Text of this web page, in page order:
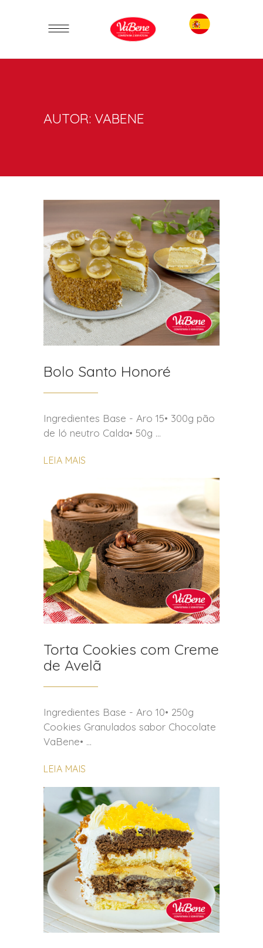
AUTOR: VABENE
Bolo Santo Honoré
Ingredientes Base - Aro 15• 300g pão
de ló neutro Calda• 50g
LEIA MAIS
Torta Cookies com Creme
de Avelã
Ingredientes Base - Aro 10• 250g
Cookies Granulados sabor Chocolate
VaBene•
LEIA MAIS